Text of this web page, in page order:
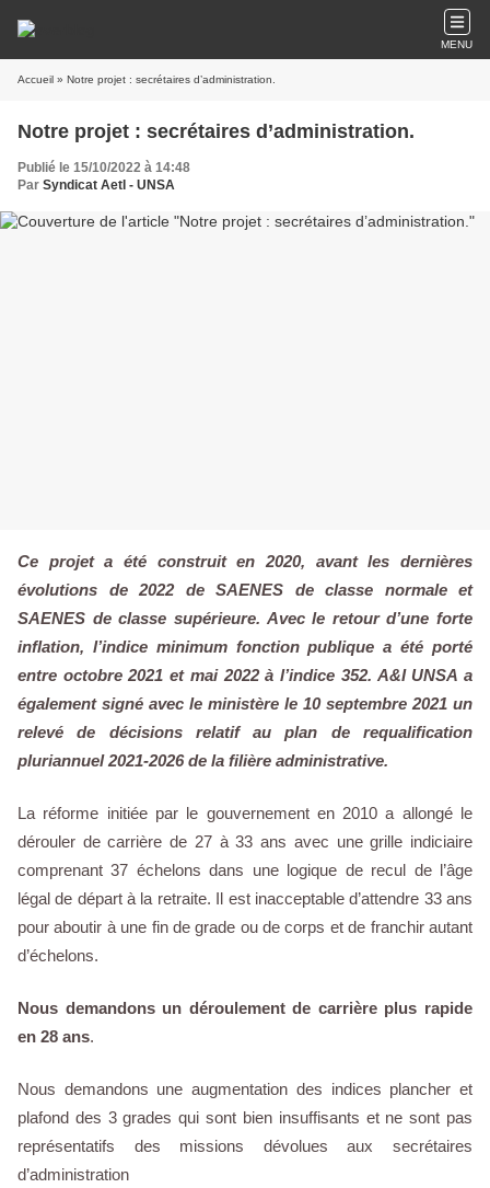
MENU
Accueil » Notre projet : secrétaires d’administration.
Notre projet : secrétaires d’administration.
Publié le 15/10/2022 à 14:48
Par Syndicat AetI - UNSA
Ce projet a été construit en 2020, avant les dernières
évolutions de 2022 de SAENES de classe normale et
SAENES de classe supérieure. Avec le retour d’une forte
inflation, l’indice minimum fonction publique a été porté
entre octobre 2021 et mai 2022 à l’indice 352. A&I UNSA a
également signé avec le ministère le 10 septembre 2021 un
relevé de décisions relatif au plan de requalification
pluriannuel 2021-2026 de la filière administrative.
La réforme initiée par le gouvernement en 2010 a allongé le
dérouler de carrière de 27 à 33 ans avec une grille indiciaire
comprenant 37 échelons dans une logique de recul de l’âge
légal de départ à la retraite. Il est inacceptable d’attendre 33 ans
pour aboutir à une fin de grade ou de corps et de franchir autant
d’échelons.
Nous demandons un déroulement de carrière plus rapide
en 28 ans.
Nous demandons une augmentation des indices plancher et
plafond des 3 grades qui sont bien insuffisants et ne sont pas
représentatifs des missions dévolues aux secrétaires
d’administration